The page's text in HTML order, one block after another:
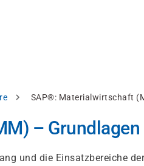
SAP®: Materialwirtschaft
– Grundlagen
und die Einsatzbereiche